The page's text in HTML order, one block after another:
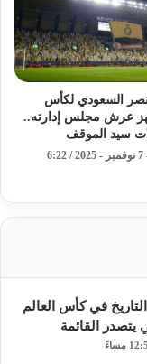
السعودي لكأس
تهز عرش مجلس إدارته..
سيد الموقف
الجمعة - 7 نوفمبر - 2025 / 6:22
في كأس العالم